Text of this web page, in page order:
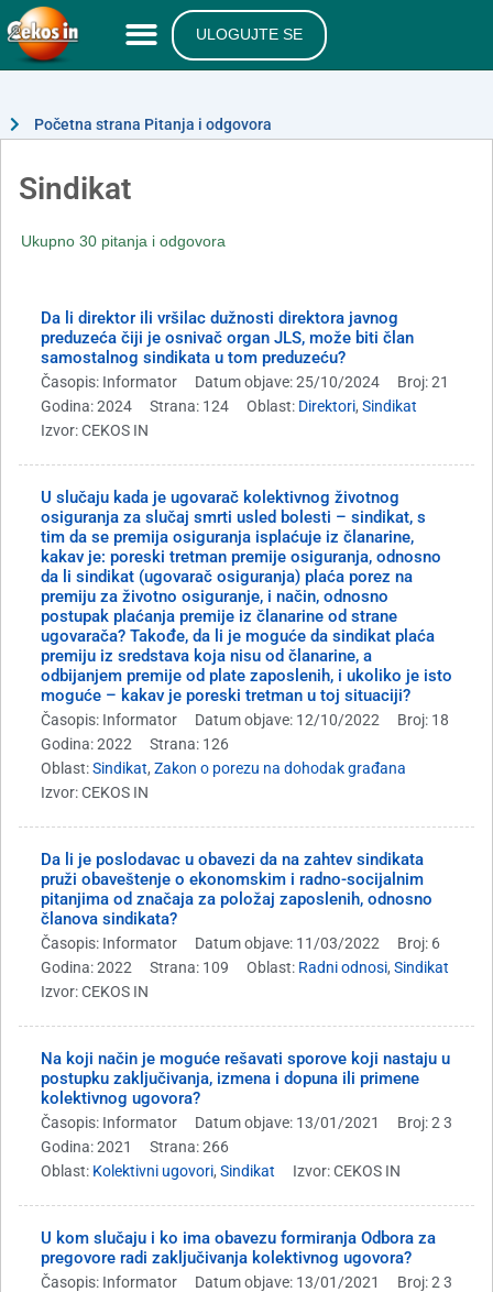
ULOGUJTE SE
Početna strana Pitanja i odgovora
Sindikat
Ukupno 30 pitanja i odgovora
Da li direktor ili vršilac dužnosti direktora javnog
preduzeća čiji je osnivač organ JLS, može biti član
samostalnog sindikata u tom preduzeću?
Časopis: Informator Datum objave: 25/10/2024
Broj: 21
Godina: 2024
Strana: 124 Oblast: Direktori, Sindikat
Izvor: CEKOS IN
U slučaju kada je ugovarač kolektivnog životnog
osiguranja za slučaj smrti usled bolesti – sindikat, s
tim da se premija osiguranja isplaćuje iz članarine,
kakav je: poreski tretman premije osiguranja, odnosno
da li sindikat (ugovarač osiguranja) plaća porez na
premiju za životno osiguranje, i način, odnosno
postupak plaćanja premije iz članarine od strane
ugovarača? Takođe, da li je moguće da sindikat plaća
premiju iz sredstava koja nisu od članarine, a
odbijanjem premije od plate zaposlenih, i ukoliko je isto
moguće – kakav je poreski tretman u toj situaciji?
Časopis: Informator Datum objave: 12/10/2022
Broj: 18
Godina: 2022
Strana: 126
Oblast:Sindikat, Zakon o porezu na dohodak građana
Izvor: CEKOS IN
Da li je poslodavac u obavezi da na zahtev sindikata
pruži obaveštenje o ekonomskim i radno-socijalnim
pitanjima od značaja za položaj zaposlenih, odnosno
članova sindikata?
Časopis: Informator Datum objave: 11/03/2022
Broj: 6
Godina: 2022
Strana: 109 Oblast: Radni odnosi, Sindikat
Izvor: CEKOS IN
Na koji način je moguće rešavati sporove koji nastaju u
postupku zaključivanja, izmena i dopuna ili primene
kolektivnog ugovora?
Časopis: Informator Datum objave: 13/01/2021
Broj: 2 3
Godina: 2021
Strana: 266
Oblast: Kolektivni ugovori, Sindikat Izvor: CEKOS IN
U kom slučaju i ko ima obavezu formiranja Odbora za
pregovore radi zaključivanja kolektivnog ugovora?
Časopis: Informator Datum objave: 13/01/2021
Broj: 2 3